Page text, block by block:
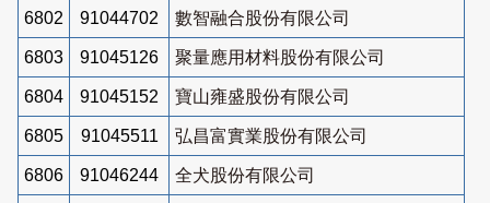
6802 91044702 數智融合股份有限公司
6803 91045126 聚量應用材料股份有限公司
6804 91045152 寶山雍盛股份有限公司
6805 91045511 弘昌富實業股份有限公司
6806 91046244 全犬股份有限公司